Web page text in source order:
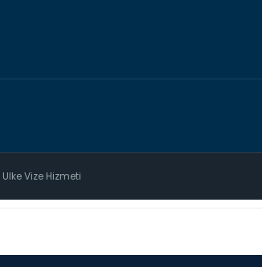
Ulke Vize Hizmeti